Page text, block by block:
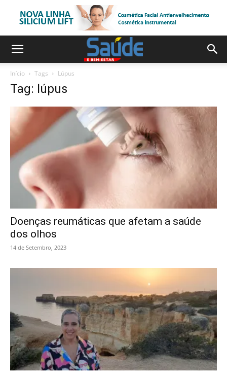
Início Tags Lúpus
Tag: lúpus
Doenças reumáticas que afetam a saúde
dos olhos
14 de Setembro, 2023